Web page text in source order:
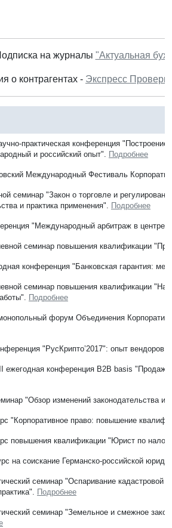
на журналы "Актуальная
о контрагентах - Экспресс
практическая конференция
и российский опыт". Подробнее
Международный Фестиваль
семинар "Закон о торговле и
и практика применения". Подробнее
"Международный арбитраж в центре
семинар повышения квалификации
конференция "Банковская гарантия:
семинар повышения квалификации
Подробнее
форум Объединения
"РусКрипто’2017": опыт вендоров,
ежегодная конференция B2B basis
"Обзор изменений законодательства
"Корпоративное право: повышение
повышения квалификации "Юрист по
на соискание Германско-российской
семинар "Оспаривание
Подробнее
семинар "Земельное и смежное